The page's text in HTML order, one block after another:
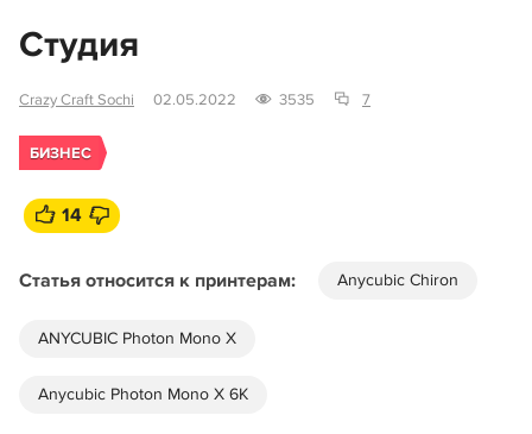
Студия
Crazy Craft Sochi 02.05.2022 3535 7
БИЗНЕС
14
Статья относится к принтерам: Anycubic Chiron
ANYCUBIC Photon Mono X
Anycubic Photon Mono X 6K